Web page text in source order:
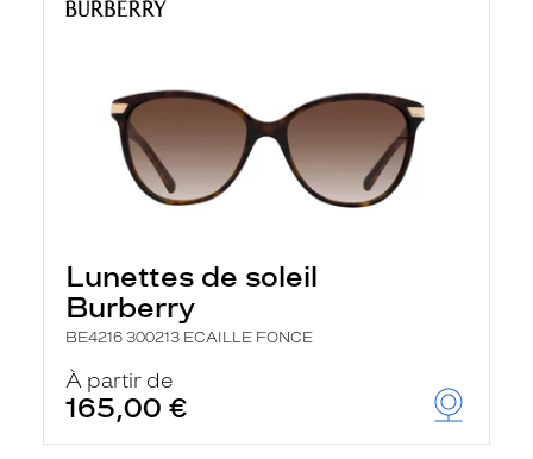
Lunettes de soleil
Burberry
BE4216 300213 ECAILLE FONCE
À partir de
165,00 €